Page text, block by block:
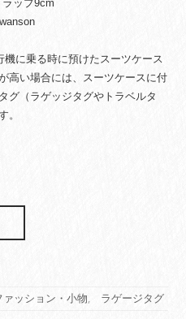
ップ9cm
に乗る時に預けたスーツケース
高い場合には、スーツケースに付
グ（ラゲッジタグやトラベルタ
。
ァッション・小物, ラゲージタグ